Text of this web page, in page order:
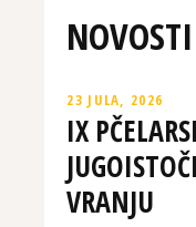
NOVOSTI
23 JULA, 2026
IX
VRANJU